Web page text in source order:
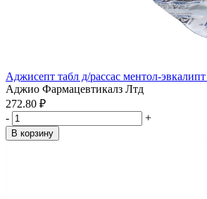
Аджисепт табл д/рассас ментол-
Аджио Фармацевтикалз Лтд
272.80 ₽
-
+
В корзину